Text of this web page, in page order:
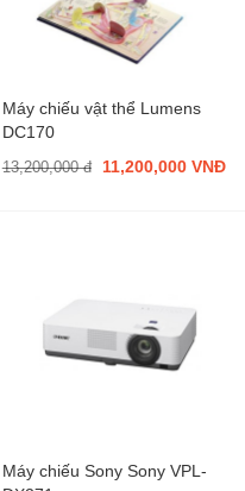
Máy chiếu vật thể Lumens
DC170
13,200,000 đ 11,200,000 VNĐ
Máy chiếu Sony Sony VPL-